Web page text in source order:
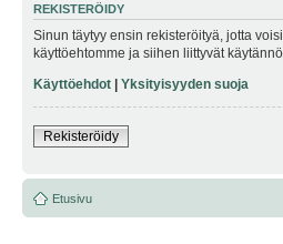
REKISTERÖIDY
Sinun täytyy ensin rekisteröityä, jotta
käyttöehtomme ja siihen liittyvät
Käyttöehdot | Yksityisyyden suoja
Rekisteröidy
Etusivu